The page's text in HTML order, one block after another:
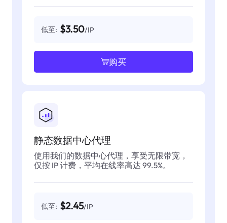
低至: $3.50/IP
购买
静态数据中心代理
使用我们的数据中心代理，享受无限带宽，
仅按 IP 计费，平均在线率高达 99.5%。
低至: $2.45/IP